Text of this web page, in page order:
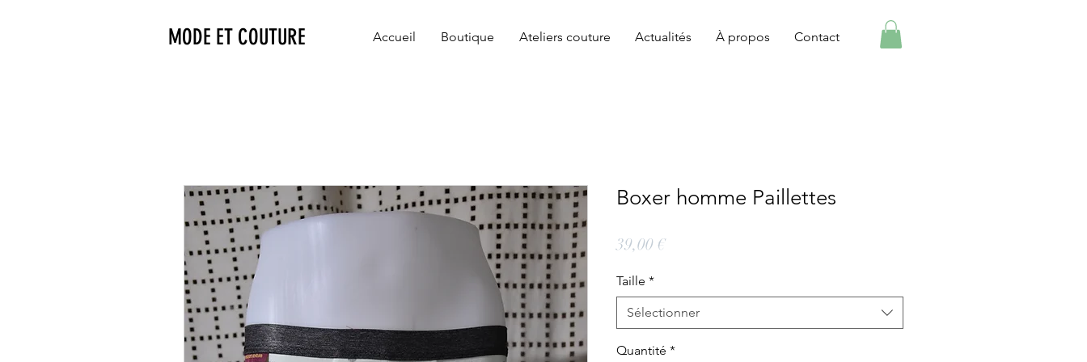
MODE ET COUTURE Accueil Boutique Ateliers couture Actualités À propos Contact
Boxer homme Paillettes
39,00 €Prix
Taille *
Sélectionner
Quantité *